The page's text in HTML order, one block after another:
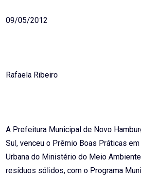
09/05/2012
Rafaela Ribeiro
A Prefeitura Municipal de Novo
Sul, venceu o Prêmio Boas Práticas em
Urbana do Ministério do Meio
resíduos sólidos, com o Programa